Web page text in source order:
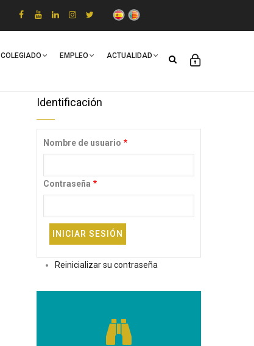
COLEGIADO EMPLEO ACTUALIDAD
Identificación
Nombre de usuario
Contraseña
Reinicializar su contraseña